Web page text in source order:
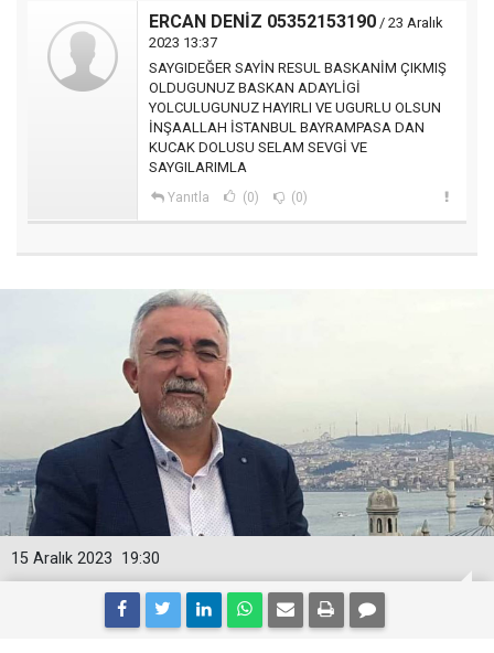
ERCAN DENİZ 05352153190 / 23 Aralık
2023 13:37
SAYGIDEĞER SAYİN RESUL BASKANİM ÇIKMIŞ
OLDUGUNUZ BASKAN ADAYLİGİ
YOLCULUGUNUZ HAYIRLI VE UGURLU OLSUN
İNŞAALLAH İSTANBUL BAYRAMPASA DAN
KUCAK DOLUSU SELAM SEVGİ VE
SAYGILARIMLA
Yanıtla (0) (0)
19:30
15 Aralık 2023